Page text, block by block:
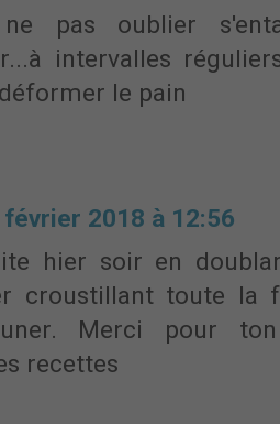
pas oublier
intervalles
le pain
février 2018 à 12:56
hier soir en
croustillant toute la
Merci pour
recettes